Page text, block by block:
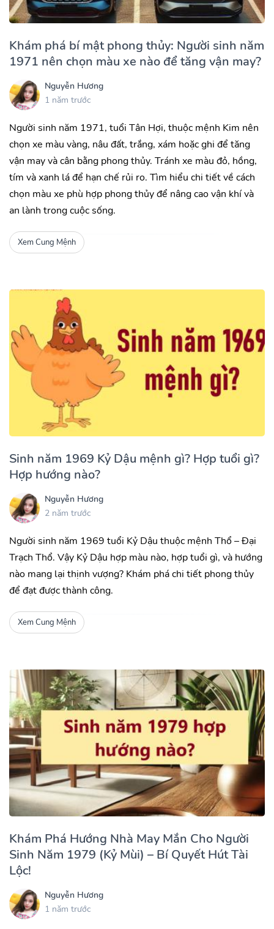
Khám phá bí mật phong thủy: Người sinh năm
1971 nên chọn màu xe nào để tăng vận may?
Nguyễn Hương
1 năm trước
Người sinh năm 1971, tuổi Tân Hợi, thuộc mệnh Kim nên
chọn xe màu vàng, nâu đất, trắng, xám hoặc ghi để tăng
vận may và cân bằng phong thủy. Tránh xe màu đỏ, hồng,
tím và xanh lá để hạn chế rủi ro. Tìm hiểu chi tiết về cách
chọn màu xe phù hợp phong thủy để nâng cao vận khí và
an lành trong cuộc sống.
Xem Cung Mệnh
Sinh năm 1969 Kỷ Dậu mệnh gì? Hợp tuổi gì?
Hợp hướng nào?
Nguyễn Hương
2 năm trước
Người sinh năm 1969 tuổi Kỷ Dậu thuộc mệnh Thổ – Đại
Trạch Thổ. Vậy Kỷ Dậu hợp màu nào, hợp tuổi gì, và hướng
nào mang lại thịnh vượng? Khám phá chi tiết phong thủy
để đạt được thành công.
Xem Cung Mệnh
Khám Phá Hướng Nhà May Mắn Cho Người
Sinh Năm 1979 (Kỷ Mùi) – Bí Quyết Hút Tài
Lộc!
Nguyễn Hương
1 năm trước